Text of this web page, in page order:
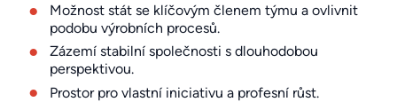
Možnost stát se klíčovým členem týmu a ovlivnit
podobu výrobních procesů.
Zázemí stabilní společnosti s dlouhodobou
perspektivou.
Prostor pro vlastní iniciativu a profesní růst.